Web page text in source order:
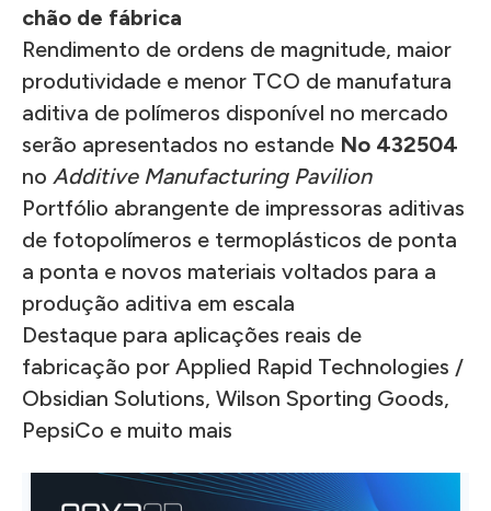
chão de fábrica
Rendimento de ordens de magnitude, maior
produtividade e menor TCO de manufatura
aditiva de polímeros disponível no mercado
serão apresentados no estande No 432504
no Additive Manufacturing Pavilion
Portfólio abrangente de impressoras aditivas
de fotopolímeros e termoplásticos de ponta
a ponta e novos materiais voltados para a
produção aditiva em escala
Destaque para aplicações reais de
fabricação por Applied Rapid Technologies /
Obsidian Solutions, Wilson Sporting Goods,
PepsiCo e muito mais